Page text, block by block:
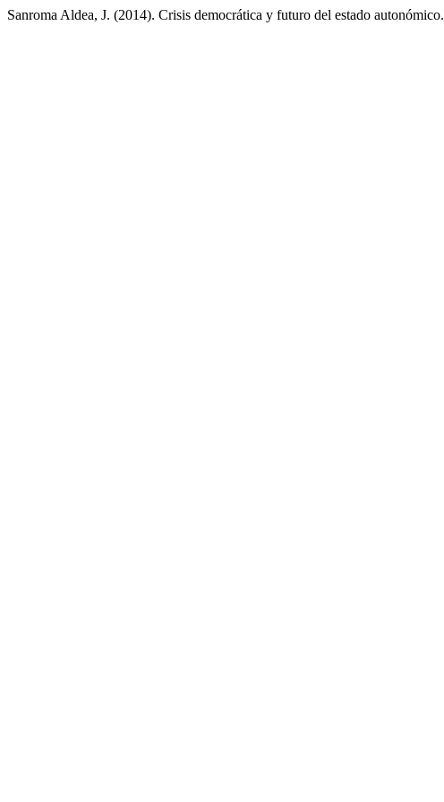
Sanroma Aldea, J. (2014). Crisis democrática y futuro del estado autonómico.